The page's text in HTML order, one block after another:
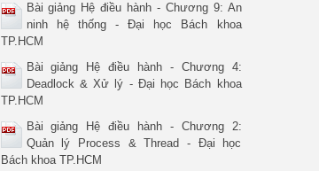
Bài giảng Hệ điều hành - Chương 9: An
ninh hệ thống - Đại học Bách khoa
TP.HCM
Bài giảng Hệ điều hành - Chương 4:
Deadlock & Xử lý - Đại học Bách khoa
TP.HCM
Bài giảng Hệ điều hành - Chương 2:
Quản lý Process & Thread - Đại học
Bách khoa TP.HCM